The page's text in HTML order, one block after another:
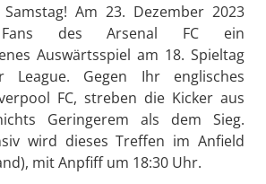
Am 23. Dezember 2023
des Arsenal FC ein
Auswärtsspiel am 18. Spieltag
Gegen Ihr englisches
FC, streben die Kicker aus
Geringerem als dem Sieg.
wird dieses Treffen im Anfield
mit Anpfiff um 18:30 Uhr.